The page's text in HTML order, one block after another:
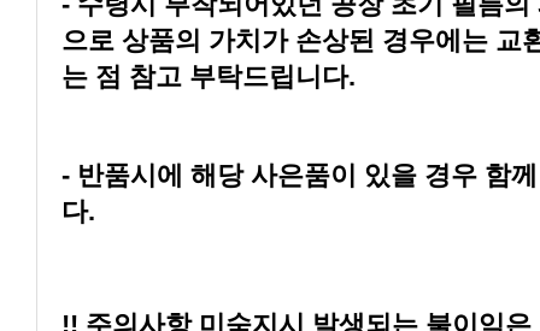
는 점 참고 부탁드립니다.
다.